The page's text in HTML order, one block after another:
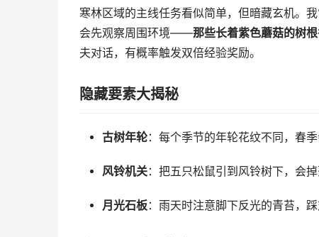
寒林区域的主线任务看似简单，但暗藏玄机。
会先观察周围环境——那些长着紫色蘑菇的树根
夫对话，有概率触发双倍经验奖励。
隐藏要素大揭秘
古树年轮：每个季节的年轮花纹不同，春
风铃机关：把五只松鼠引到风铃树下，会掉
月光石板：雨天时注意脚下反光的青苔，